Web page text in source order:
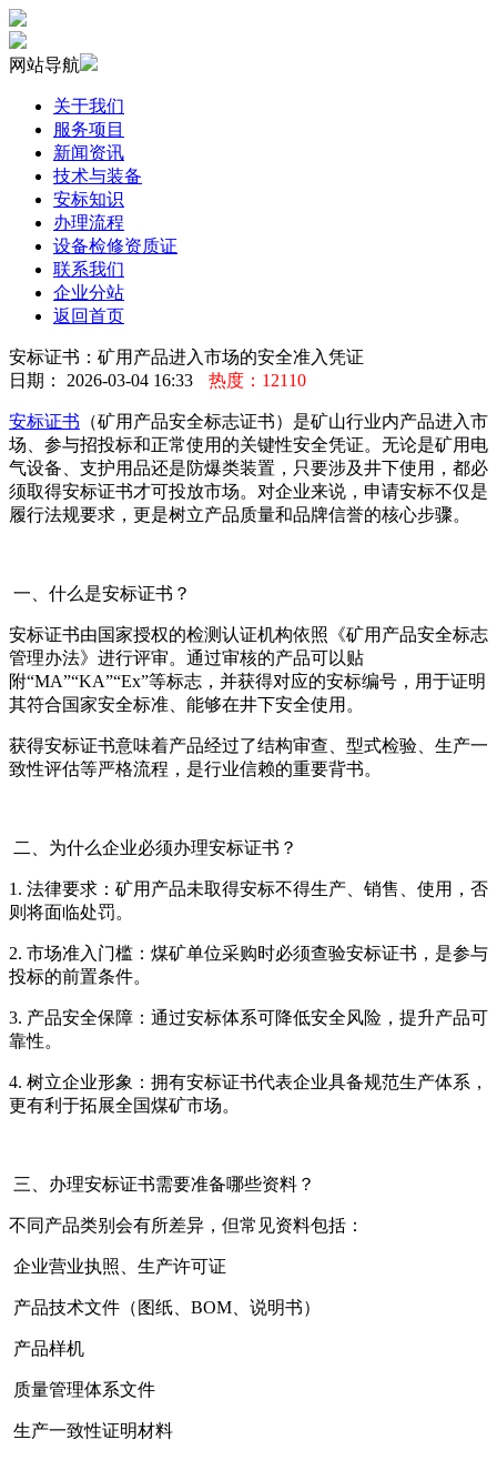
网站导航
关于我们
服务项目
新闻资讯
技术与装备
安标知识
办理流程
设备检修资质证
联系我们
企业分站
返回首页
安标证书：矿用产品进入市场的安全准入凭证
日期： 2026-03-04 16:33
热度：12110
安标证书 （矿用产品安全标志证书）是矿山行业内产品进入市
场、参与招投标和正常使用的关键性安全凭证。无论是矿用电
气设备、支护用品还是防爆类装置，只要涉及井下使用，都必
须取得安标证书才可投放市场。对企业来说，申请安标不仅是
履行法规要求，更是树立产品质量和品牌信誉的核心步骤。
一、什么是安标证书？
安标证书由国家授权的检测认证机构依照《矿用产品安全标志
管理办法》进行评审。通过审核的产品可以贴
附“MA”“KA”“Ex”等标志，并获得对应的安标编号，用于证明
其符合国家安全标准、能够在井下安全使用。
获得安标证书意味着产品经过了结构审查、型式检验、生产一
致性评估等严格流程，是行业信赖的重要背书。
二、为什么企业必须办理安标证书？
1. 法律要求：矿用产品未取得安标不得生产、销售、使用，否
则将面临处罚。
2. 市场准入门槛：煤矿单位采购时必须查验安标证书，是参与
投标的前置条件。
3. 产品安全保障：通过安标体系可降低安全风险，提升产品可
靠性。
4. 树立企业形象：拥有安标证书代表企业具备规范生产体系，
更有利于拓展全国煤矿市场。
三、办理安标证书需要准备哪些资料？
不同产品类别会有所差异，但常见资料包括：
企业营业执照、生产许可证
产品技术文件（图纸、BOM、说明书）
产品样机
质量管理体系文件
生产一致性证明材料